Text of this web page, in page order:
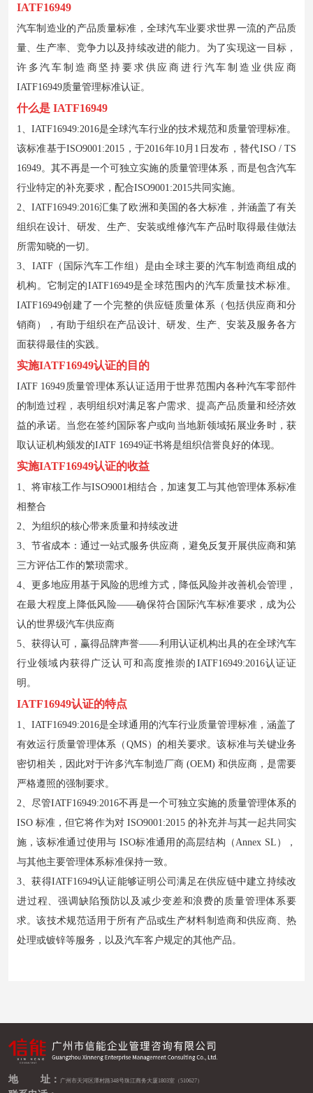
IATF16949
汽车制造业的产品质量标准，全球汽车业要求世界一流的产品质
量、生产率、竞争力以及持续改进的能力。为了实现这一目标，
许多汽车制造商坚持要求供应商进行汽车制造业供应商
IATF16949质量管理标准认证。
什么是 IATF16949
1、IATF16949:2016是全球汽车行业的技术规范和质量管理标准。
该标准基于ISO9001:2015，于2016年10月1日发布，替代ISO / TS
16949。其不再是一个可独立实施的质量管理体系，而是包含汽车
行业特定的补充要求，配合ISO9001:2015共同实施。
2、IATF16949:2016汇集了欧洲和美国的各大标准，并涵盖了有关
组织在设计、研发、生产、安装或维修汽车产品时取得最佳做法
所需知晓的一切。
3、IATF（国际汽车工作组）是由全球主要的汽车制造商组成的
机构。它制定的IATF16949是全球范围内的汽车质量技术标准。
IATF16949创建了一个完整的供应链质量体系（包括供应商和分
销商），有助于组织在产品设计、研发、生产、安装及服务各方
面获得最佳的实践。
实施IATF16949认证的目的
IATF 16949质量管理体系认证适用于世界范围内各种汽车零部件
的制造过程，表明组织对满足客户需求、提高产品质量和经济效
益的承诺。当您在签约国际客户或向当地新领域拓展业务时，获
取认证机构颁发的IATF 16949证书将是组织信誉良好的体现。
实施IATF16949认证的收益
1、将审核工作与ISO9001相结合，加速复工与其他管理体系标准
相整合
2、为组织的核心带来质量和持续改进
3、节省成本：通过一站式服务供应商，避免反复开展供应商和第
三方评估工作的繁琐需求。
4、更多地应用基于风险的思维方式，降低风险并改善机会管理，
在最大程度上降低风险——确保符合国际汽车标准要求，成为公
认的世界级汽车供应商
5、获得认可，赢得品牌声誉——利用认证机构出具的在全球汽车
行业领域内获得广泛认可和高度推崇的IATF16949:2016认证证
明。
IATF16949认证的特点
1、IATF16949:2016是全球通用的汽车行业质量管理标准，涵盖了
有效运行质量管理体系（QMS）的相关要求。该标准与关键业务
密切相关，因此对于许多汽车制造厂商 (OEM) 和供应商，是需要
严格遵照的强制要求。
2、尽管IATF16949:2016不再是一个可独立实施的质量管理体系的
ISO 标准，但它将作为对 ISO9001:2015 的补充并与其一起共同实
施，该标准通过使用与 ISO标准通用的高层结构（Annex SL），
与其他主要管理体系标准保持一致。
3、获得IATF16949认证能够证明公司满足在供应链中建立持续改
进过程、强调缺陷预防以及减少变差和浪费的质量管理体系要
求。该技术规范适用于所有产品或生产材料制造商和供应商、热
处理或镀锌等服务，以及汽车客户规定的其他产品。
地 址： 广州市天河区潭村路348号珠江商务大厦1803室（510627）